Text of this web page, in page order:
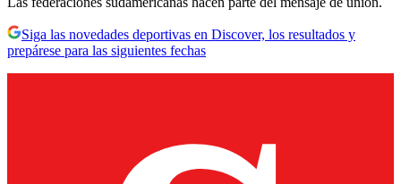
Siga las novedades deportivas en Discover, los resultados y
prepárese para las siguientes fechas